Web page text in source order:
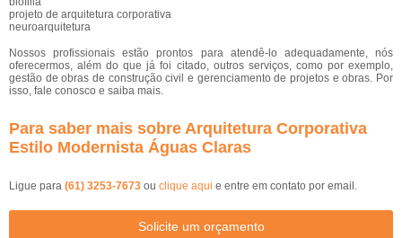
projeto de arquitetura corporativa
neuroarquitetura
Nossos profissionais estão prontos para atendê-lo adequadamente, nós
oferecermos, além do que já foi citado, outros serviços, como por exemplo,
gestão de obras de construção civil e gerenciamento de projetos e obras. Por
isso, fale conosco e saiba mais.
Para saber mais sobre Arquitetura Corporativa
Estilo Modernista Águas Claras
Ligue para (61) 3253-7673 ou clique aqui e entre em contato por email.
Solicite um orçamento